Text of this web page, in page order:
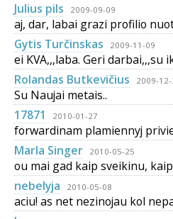
Julius pils
2009-09-09
aj, dar, labai grazi profilio
Gytis Turčinskas
2009-11-09
ei KVA,,,laba. Geri darbai,,,su
Rolandas Butkevičius
2009-12-
Su Naujai metais..
17871
2010-01-27
forwardinam plamiennyj
Marla Singer
2010-05-25
ou mai gad kaip sveikinu, kaip
nebelyja
2010-05-08
aciu! as net nezinojau kol